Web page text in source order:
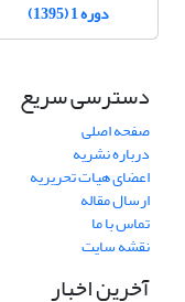
دوره 1 (1395)
دسترسی سریع
صفحه اصلی
درباره نشریه
اعضای هیات تحریریه
ارسال مقاله
تماس با ما
نقشه سایت
آخرین اخبار